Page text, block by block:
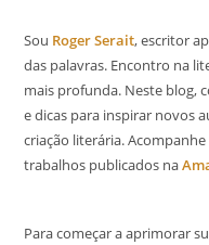
Sou Roger Serait, escritor
das palavras. Encontro na
mais profunda. Neste blog,
e dicas para inspirar novos
criação literária.
trabalhos publicados na
Para começar a aprimorar